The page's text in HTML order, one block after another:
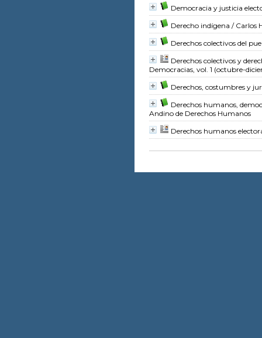
Democracia y justicia
Derecho indígena / Carlos
Derechos colectivos del
Derechos colectivos y
Democracias, vol. 1 (octubre-
Derechos, costumbres y
Derechos humanos,
Andino de Derechos Humanos
Derechos humanos